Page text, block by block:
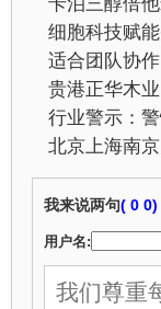
行业警示：
北京上海南
我来说两句( 0 0)
用户名: